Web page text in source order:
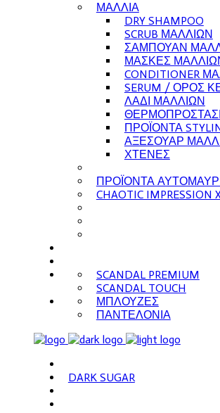
ΜΑΛΛΙΑ
DRY SHAMPOO
SCRUB ΜΑΛΛΙΩΝ
ΣΑΜΠΟΥΑΝ
ΜΑΣΚΕΣ
CONDITIONER
SERUM / ΟΡΟΣ
ΛΑΔΙ ΜΑΛΛΙΩΝ
ΠΡΟΪΟΝΤΑ
ΑΞΕΣΟΥΑΡ
ΧΤΕΝΕΣ
ΠΡΟΪΟΝΤΑ
CHAOTIC IMPRESSION
SCANDAL PREMIUM
SCANDAL TOUCH
ΜΠΛΟΥΖΕΣ
ΠΑΝΤΕΛΟΝΙΑ
DARK SUGAR